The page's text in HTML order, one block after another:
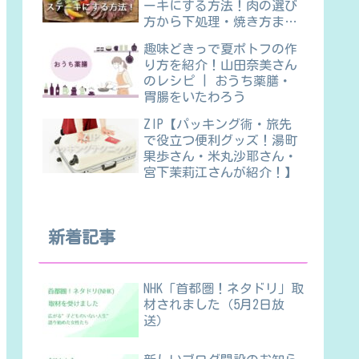
ーキにする方法！肉の選び
方から下処理・焼き方ま
趣味どきっで夏ポトフの作
り方を紹介！山田奈美さん
のレシピ | おうち薬膳・
胃腸をいたわろう
ZIP【パッキング術・旅先
で役立つ便利グッズ！湯町
果歩さん・米丸沙耶さん・
宮下茉莉江さんが紹介！】
新着記事
NHK「首都圏！ネタドリ」取
材されました（5月2日放
送）